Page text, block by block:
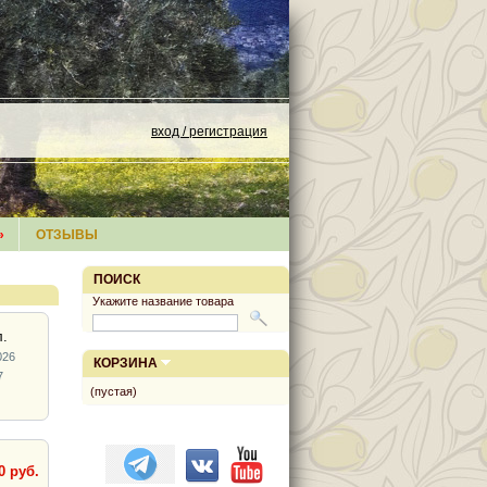
вход / регистрация
ОТЗЫВЫ
руб.
ПОИСК
Укажите название товара
КОРЗИНА
(пустая)